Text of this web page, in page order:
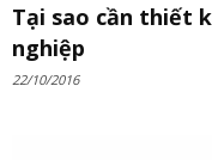
Tại sao cần thiết
nghiệp
22/10/2016